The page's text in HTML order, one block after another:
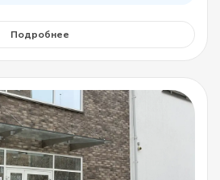
Подробнее